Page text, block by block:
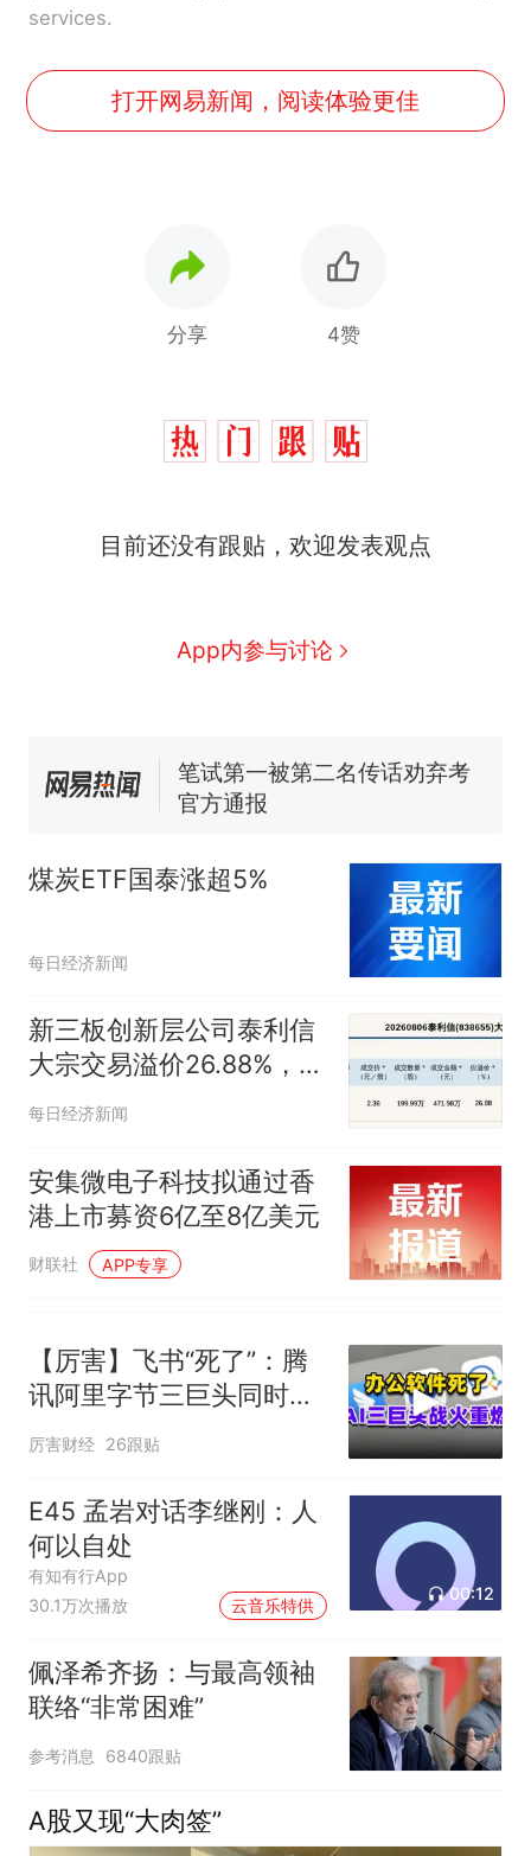
services.
打开网易新闻，阅读体验更佳
分享 4赞
目前还没有跟贴，欢迎发表观点
App内参与讨论
似南京大学数院院长辞职信流
源；曾用手绘图做头像
协会回应
男子上山采菌偶然发现鸡枞菌
来源：参考消息）
笔试第一被第二名传话劝弃考
官方通报
间创作“悬浮字” 网友：真·裸眼
3D！
热 “不想干了特提出辞职”，疑
似南京大学数院院长辞职信流
传，院方回应：喻良教授已卸
源；曾用手绘图做头像
煤炭ETF国泰涨超5%
每日经济新闻
新三板创新层公司泰利信
大宗交易溢价26.88%，成
交金额471.98万元
每日经济新闻
安集微电子科技拟通过香
港上市募资6亿至8亿美元
财联社 APP专享
【厉害】飞书“死了”：腾
讯阿里字节三巨头同时掀
了软件的桌子
厉害财经 26跟贴
E45 孟岩对话李继刚：人
何以自处
有知有行App
30.1万次播放
云音乐特供
00:12
佩泽希齐扬：与最高领袖
联络“非常困难”
参考消息 6840跟贴
A股又现“大肉签”